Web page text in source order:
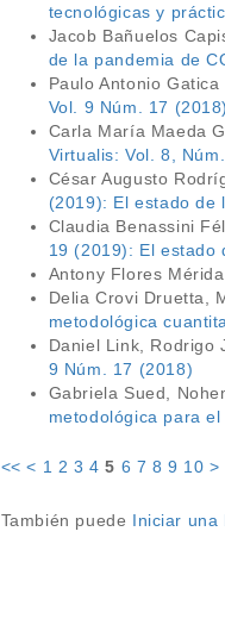
tecnológicas y
Jacob Bañuelos
de la pandemia de
Paulo Antonio
Vol. 9 Núm. 17
Carla María Maeda
Virtualis: Vol. 8,
César Augusto
(2019): El estado de
Claudia Benassini
19 (2019): El estado
Antony Flores
Delia Crovi Druetta,
metodológica
Daniel Link,
9 Núm. 17 (2018)
Gabriela Sued,
metodológica para
<< < 1 2 3 4 5 6 7 8 9 10 >
También puede Iniciar una